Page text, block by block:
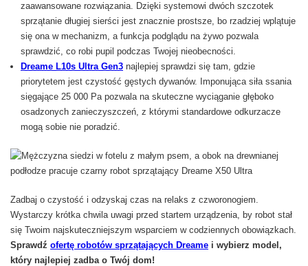
zaawansowane rozwiązania. Dzięki systemowi dwóch szczotek
sprzątanie długiej sierści jest znacznie prostsze, bo rzadziej wplątuje
się ona w mechanizm, a funkcja podglądu na żywo pozwala
sprawdzić, co robi pupil podczas Twojej nieobecności.
Dreame L10s Ultra Gen3 najlepiej sprawdzi się tam, gdzie
priorytetem jest czystość gęstych dywanów. Imponująca siła ssania
sięgające 25 000 Pa pozwala na skuteczne wyciąganie głęboko
osadzonych zanieczyszczeń, z którymi standardowe odkurzacze
mogą sobie nie poradzić.
Zadbaj o czystość i odzyskaj czas na relaks z czworonogiem.
Wystarczy krótka chwila uwagi przed startem urządzenia, by robot stał
się Twoim najskuteczniejszym wsparciem w codziennych obowiązkach.
Sprawdź ofertę robotów sprzątających Dreame i wybierz model,
który najlepiej zadba o Twój dom!